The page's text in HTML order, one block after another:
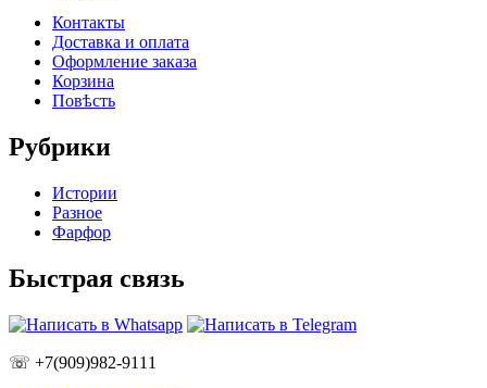
Контакты
Доставка и оплата
Оформление заказа
Корзина
Повѣсть
Рубрики
Истории
Разное
Фарфор
Быстрая связь
☏ +7(909)982-9111